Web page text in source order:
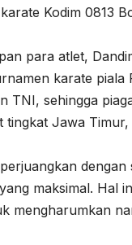
Kodim 0813
para atlet,
karate
TNI, sehingga
tingkat Jawa
maksimal. Hal
mengharumkan